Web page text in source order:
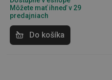
Môžete mať ihneď v 29
predajniach
Do košíka